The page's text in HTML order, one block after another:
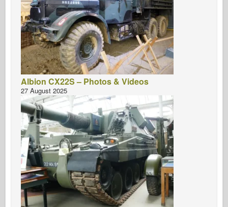
Albion CX22S – Photos & Videos
27 August 2025